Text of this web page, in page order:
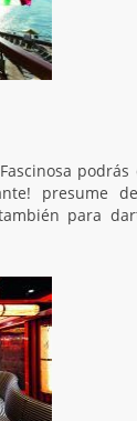
presume
para